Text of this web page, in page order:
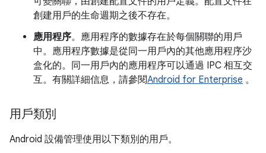
創建用戶的生命週期之後不存在。
應用程序。應用程序的數據存在於每個關聯的用戶
中。應用程序數據是從同一用戶內的其他應用程序沙
盒化的。同一用戶內的應用程序可以通過 IPC 相互交
互。有關詳細信息，請參閱Android for Enterprise 。
用戶類別
Android 設備管理使用以下類別的用戶。